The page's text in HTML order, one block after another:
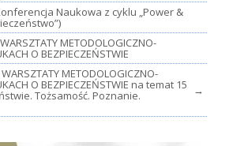
Naukowa z cyklu „Power &
METODOLOGICZNO-
O BEZPIECZEŃSTWIE
METODOLOGICZNO-
O BEZPIECZEŃSTWIE na temat 15
Tożsamość. Poznanie. →